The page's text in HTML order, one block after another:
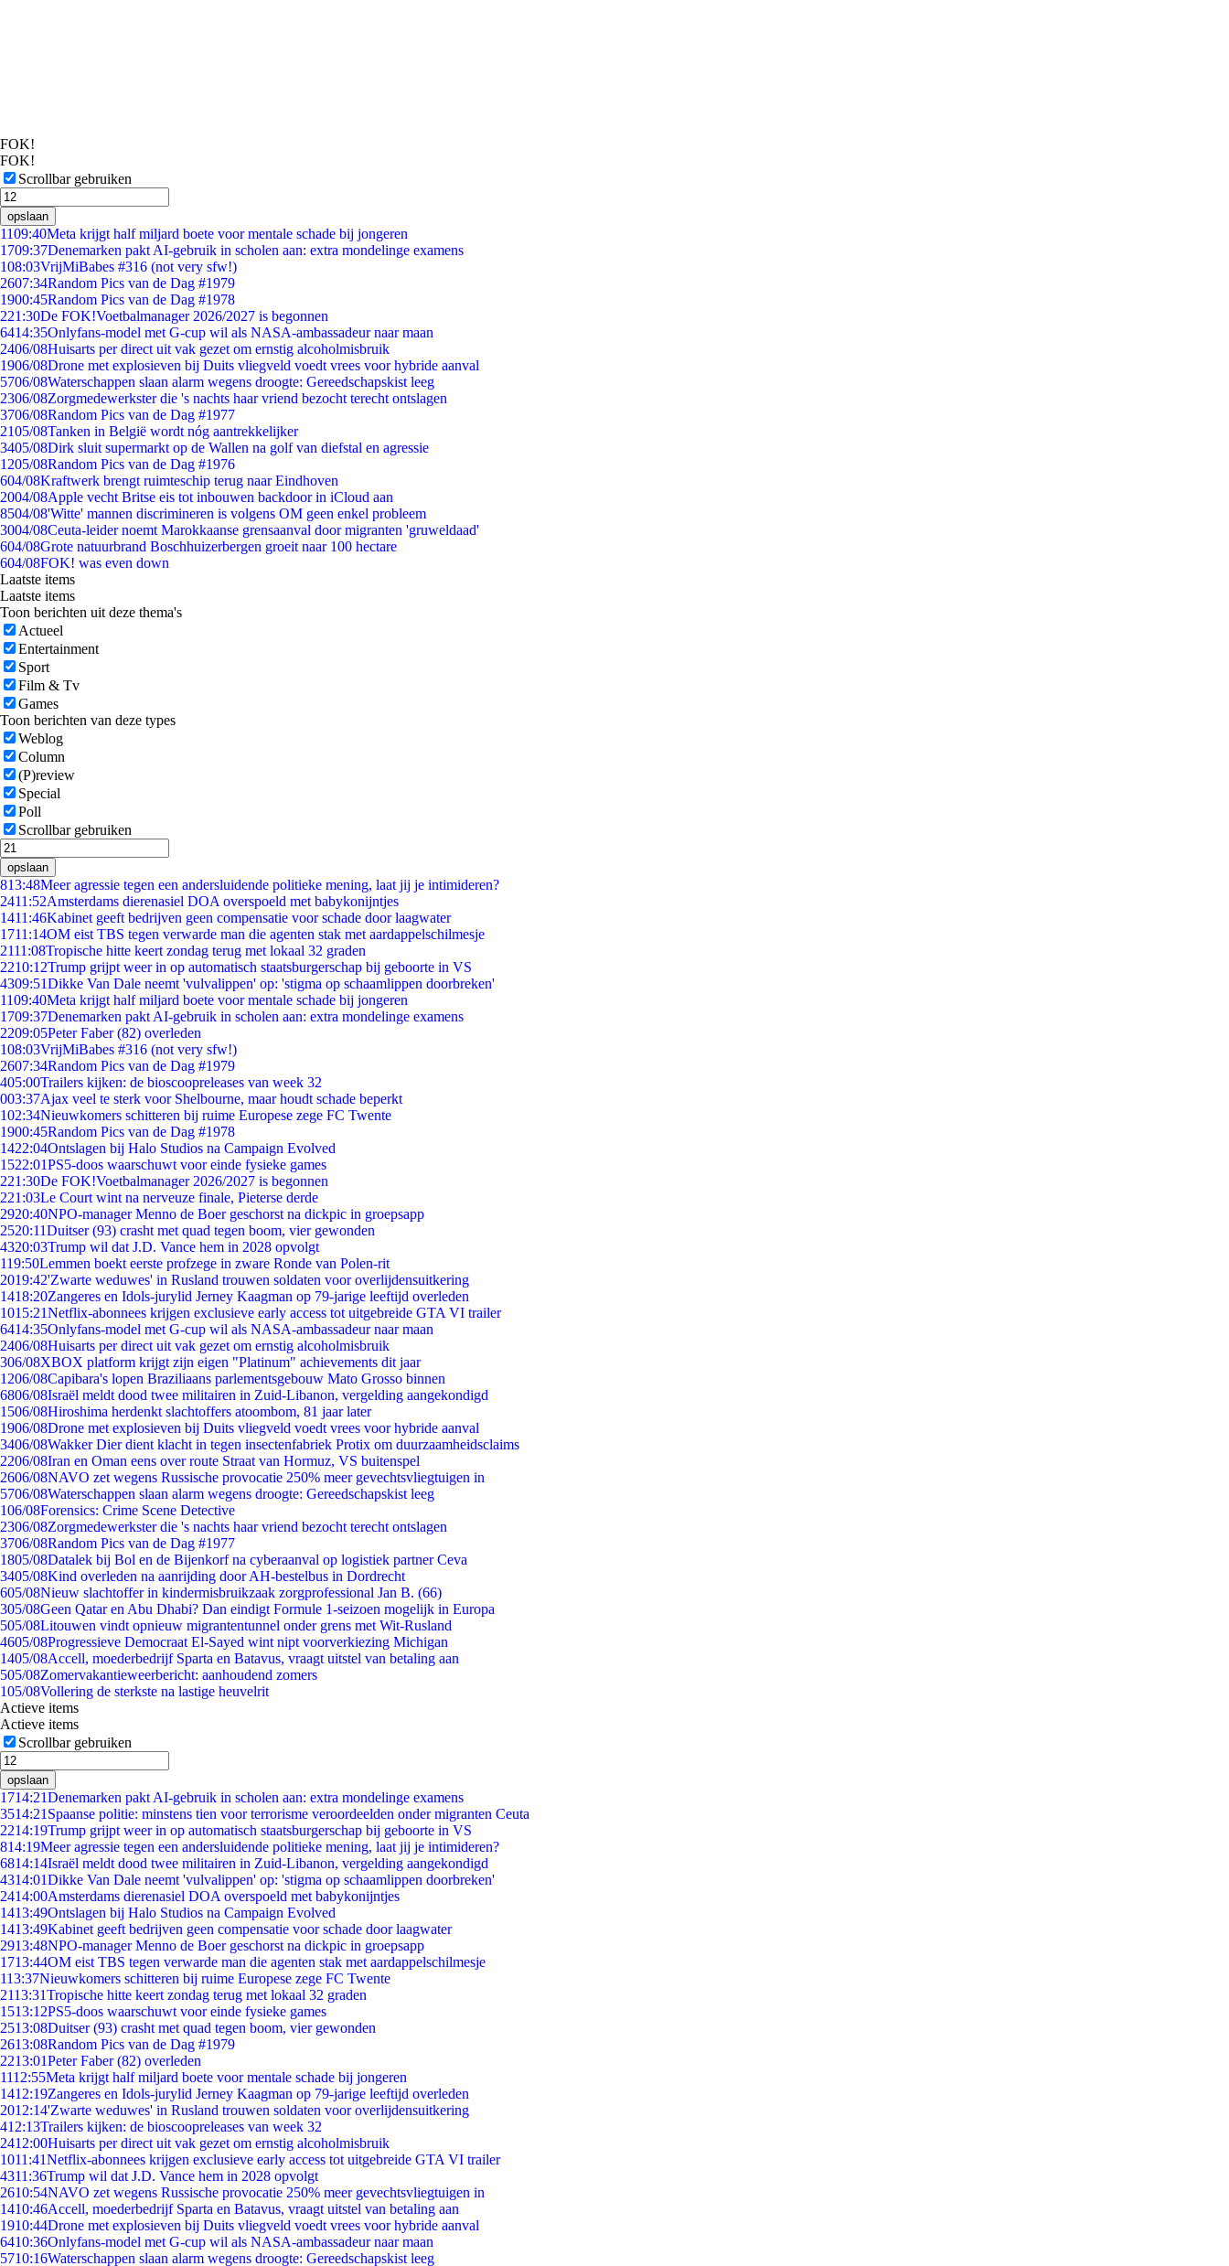
FOK!
FOK!
Scrollbar gebruiken
opslaan
1109:40Meta krijgt half miljard boete voor mentale schade bij jongeren
1709:37Denemarken pakt AI-gebruik in scholen aan: extra mondelinge examens
108:03VrijMiBabes #316 (not very sfw!)
2607:34Random Pics van de Dag #1979
1900:45Random Pics van de Dag #1978
221:30De FOK!Voetbalmanager 2026/2027 is begonnen
6414:35Onlyfans-model met G-cup wil als NASA-ambassadeur naar maan
2406/08Huisarts per direct uit vak gezet om ernstig alcoholmisbruik
1906/08Drone met explosieven bij Duits vliegveld voedt vrees voor hybride aanval
5706/08Waterschappen slaan alarm wegens droogte: Gereedschapskist leeg
2306/08Zorgmedewerkster die 's nachts haar vriend bezocht terecht ontslagen
3706/08Random Pics van de Dag #1977
2105/08Tanken in België wordt nóg aantrekkelijker
3405/08Dirk sluit supermarkt op de Wallen na golf van diefstal en agressie
1205/08Random Pics van de Dag #1976
604/08Kraftwerk brengt ruimteschip terug naar Eindhoven
2004/08Apple vecht Britse eis tot inbouwen backdoor in iCloud aan
8504/08'Witte' mannen discrimineren is volgens OM geen enkel probleem
3004/08Ceuta-leider noemt Marokkaanse grensaanval door migranten 'gruweldaad'
604/08Grote natuurbrand Boschhuizerbergen groeit naar 100 hectare
604/08FOK! was even down
Laatste items
Laatste items
Toon berichten uit deze thema's
Actueel
Entertainment
Sport
Film & Tv
Games
Toon berichten van deze types
Weblog
Column
(P)review
Special
Poll
Scrollbar gebruiken
opslaan
813:48Meer agressie tegen een andersluidende politieke mening, laat jij je intimideren?
2411:52Amsterdams dierenasiel DOA overspoeld met babykonijntjes
1411:46Kabinet geeft bedrijven geen compensatie voor schade door laagwater
1711:14OM eist TBS tegen verwarde man die agenten stak met aardappelschilmesje
2111:08Tropische hitte keert zondag terug met lokaal 32 graden
2210:12Trump grijpt weer in op automatisch staatsburgerschap bij geboorte in VS
4309:51Dikke Van Dale neemt 'vulvalippen' op: 'stigma op schaamlippen doorbreken'
1109:40Meta krijgt half miljard boete voor mentale schade bij jongeren
1709:37Denemarken pakt AI-gebruik in scholen aan: extra mondelinge examens
2209:05Peter Faber (82) overleden
108:03VrijMiBabes #316 (not very sfw!)
2607:34Random Pics van de Dag #1979
405:00Trailers kijken: de bioscoopreleases van week 32
003:37Ajax veel te sterk voor Shelbourne, maar houdt schade beperkt
102:34Nieuwkomers schitteren bij ruime Europese zege FC Twente
1900:45Random Pics van de Dag #1978
1422:04Ontslagen bij Halo Studios na Campaign Evolved
1522:01PS5-doos waarschuwt voor einde fysieke games
221:30De FOK!Voetbalmanager 2026/2027 is begonnen
221:03Le Court wint na nerveuze finale, Pieterse derde
2920:40NPO-manager Menno de Boer geschorst na dickpic in groepsapp
2520:11Duitser (93) crasht met quad tegen boom, vier gewonden
4320:03Trump wil dat J.D. Vance hem in 2028 opvolgt
119:50Lemmen boekt eerste profzege in zware Ronde van Polen-rit
2019:42'Zwarte weduwes' in Rusland trouwen soldaten voor overlijdensuitkering
1418:20Zangeres en Idols-jurylid Jerney Kaagman op 79-jarige leeftijd overleden
1015:21Netflix-abonnees krijgen exclusieve early access tot uitgebreide GTA VI trailer
6414:35Onlyfans-model met G-cup wil als NASA-ambassadeur naar maan
2406/08Huisarts per direct uit vak gezet om ernstig alcoholmisbruik
306/08XBOX platform krijgt zijn eigen "Platinum" achievements dit jaar
1206/08Capibara's lopen Braziliaans parlementsgebouw Mato Grosso binnen
6806/08Israël meldt dood twee militairen in Zuid-Libanon, vergelding aangekondigd
1506/08Hiroshima herdenkt slachtoffers atoombom, 81 jaar later
1906/08Drone met explosieven bij Duits vliegveld voedt vrees voor hybride aanval
3406/08Wakker Dier dient klacht in tegen insectenfabriek Protix om duurzaamheidsclaims
2206/08Iran en Oman eens over route Straat van Hormuz, VS buitenspel
2606/08NAVO zet wegens Russische provocatie 250% meer gevechtsvliegtuigen in
5706/08Waterschappen slaan alarm wegens droogte: Gereedschapskist leeg
106/08Forensics: Crime Scene Detective
2306/08Zorgmedewerkster die 's nachts haar vriend bezocht terecht ontslagen
3706/08Random Pics van de Dag #1977
1805/08Datalek bij Bol en de Bijenkorf na cyberaanval op logistiek partner Ceva
3405/08Kind overleden na aanrijding door AH-bestelbus in Dordrecht
605/08Nieuw slachtoffer in kindermisbruikzaak zorgprofessional Jan B. (66)
305/08Geen Qatar en Abu Dhabi? Dan eindigt Formule 1-seizoen mogelijk in Europa
505/08Litouwen vindt opnieuw migrantentunnel onder grens met Wit-Rusland
4605/08Progressieve Democraat El-Sayed wint nipt voorverkiezing Michigan
1405/08Accell, moederbedrijf Sparta en Batavus, vraagt uitstel van betaling aan
505/08Zomervakantieweerbericht: aanhoudend zomers
105/08Vollering de sterkste na lastige heuvelrit
Actieve items
Actieve items
Scrollbar gebruiken
opslaan
1714:21Denemarken pakt AI-gebruik in scholen aan: extra mondelinge examens
3514:21 Spaanse politie: minstens tien voor terrorisme veroordeelden onder migranten Ceuta
2214:19Trump grijpt weer in op automatisch staatsburgerschap bij geboorte in VS
814:19Meer agressie tegen een andersluidende politieke mening, laat jij je intimideren?
6814:14Israël meldt dood twee militairen in Zuid-Libanon, vergelding aangekondigd
4314:01Dikke Van Dale neemt 'vulvalippen' op: 'stigma op schaamlippen doorbreken'
2414:00Amsterdams dierenasiel DOA overspoeld met babykonijntjes
1413:49Ontslagen bij Halo Studios na Campaign Evolved
1413:49Kabinet geeft bedrijven geen compensatie voor schade door laagwater
2913:48NPO-manager Menno de Boer geschorst na dickpic in groepsapp
1713:44OM eist TBS tegen verwarde man die agenten stak met aardappelschilmesje
113:37Nieuwkomers schitteren bij ruime Europese zege FC Twente
2113:31Tropische hitte keert zondag terug met lokaal 32 graden
1513:12PS5-doos waarschuwt voor einde fysieke games
2513:08Duitser (93) crasht met quad tegen boom, vier gewonden
2613:08Random Pics van de Dag #1979
2213:01Peter Faber (82) overleden
1112:55Meta krijgt half miljard boete voor mentale schade bij jongeren
1412:19Zangeres en Idols-jurylid Jerney Kaagman op 79-jarige leeftijd overleden
2012:14'Zwarte weduwes' in Rusland trouwen soldaten voor overlijdensuitkering
412:13Trailers kijken: de bioscoopreleases van week 32
2412:00Huisarts per direct uit vak gezet om ernstig alcoholmisbruik
1011:41Netflix-abonnees krijgen exclusieve early access tot uitgebreide GTA VI trailer
4311:36Trump wil dat J.D. Vance hem in 2028 opvolgt
2610:54NAVO zet wegens Russische provocatie 250% meer gevechtsvliegtuigen in
1410:46Accell, moederbedrijf Sparta en Batavus, vraagt uitstel van betaling aan
1910:44Drone met explosieven bij Duits vliegveld voedt vrees voor hybride aanval
6410:36Onlyfans-model met G-cup wil als NASA-ambassadeur naar maan
5710:16Waterschappen slaan alarm wegens droogte: Gereedschapskist leeg